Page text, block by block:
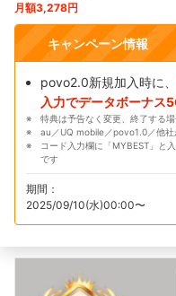
月額3,278円
キャンペーン情報
povo2.0新規加入時に、
入力でデータボーナス
特典は予告なく変更、終了する
au／UQ mobile／povo1.0／他
コード入力欄に「MYBEST」と
です
期間：
2025/09/10(水)00:00〜